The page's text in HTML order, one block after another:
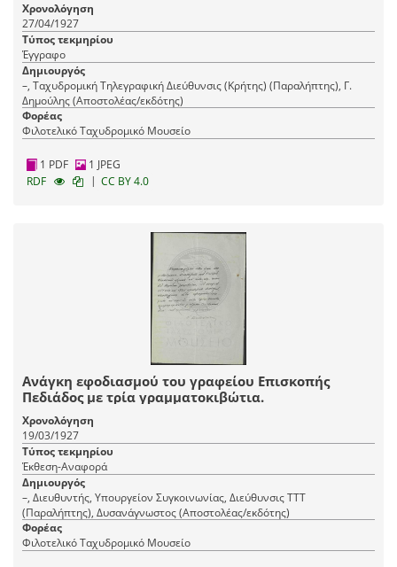
Χρονολόγηση
27/04/1927
Τύπος τεκμηρίου
Έγγραφο
Δημιουργός
–, Ταχυδρομική Τηλεγραφική Διεύθυνσις (Κρήτης) (Παραλήπτης), Γ.
Δημούλης (Αποστολέας/εκδότης)
Φορέας
Φιλοτελικό Ταχυδρομικό Μουσείο
1 PDF
1 JPEG
RDF
| CC BY 4.0
Ανάγκη εφοδιασμού του γραφείου Επισκοπής
Πεδιάδος με τρία γραμματοκιβώτια.
Χρονολόγηση
19/03/1927
Τύπος τεκμηρίου
Έκθεση-Αναφορά
Δημιουργός
–, Διευθυντής, Υπουργείον Συγκοινωνίας, Διεύθυνσις ΤΤΤ
(Παραλήπτης), Δυσανάγνωστος (Αποστολέας/εκδότης)
Φορέας
Φιλοτελικό Ταχυδρομικό Μουσείο